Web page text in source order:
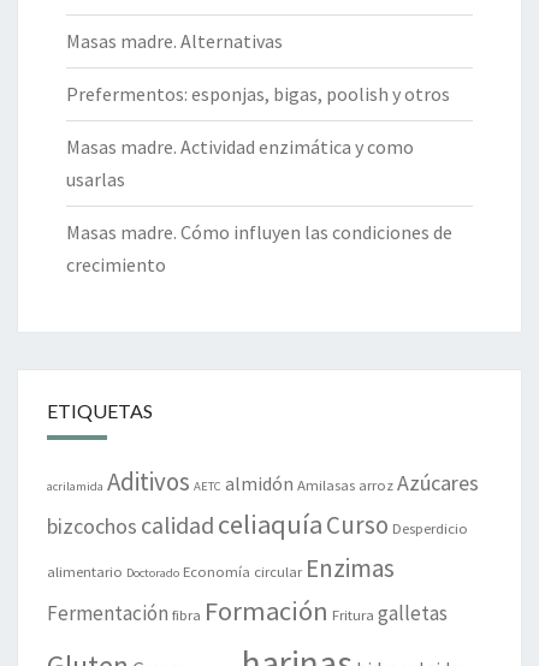
Masas madre. Alternativas
Prefermentos: esponjas, bigas, poolish y otros
Masas madre. Actividad enzimática y como
usarlas
Masas madre. Cómo influyen las condiciones de
crecimiento
ETIQUETAS
acrilamida Aditivos AETC almidón Amilasas arrozAzúcares
bizcochos calidad celiaquíaCurso Desperdicio
alimentario Doctorado Economía circular Enzimas
Fermentación fibra Formación Fritura galletas